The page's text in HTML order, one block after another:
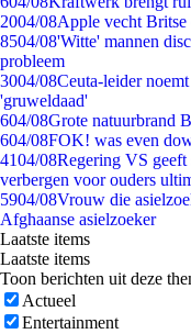
2004/08Apple vecht
8504/08'Witte' mannen
probleem
3004/08Ceuta-leider
'gruweldaad'
604/08Grote natuurbrand
604/08FOK! was even
4104/08Regering VS geeft
verbergen voor ouders
5904/08Vrouw die
Afghaanse asielzoeker
Laatste items
Laatste items
Toon berichten uit deze
Actueel
Entertainment